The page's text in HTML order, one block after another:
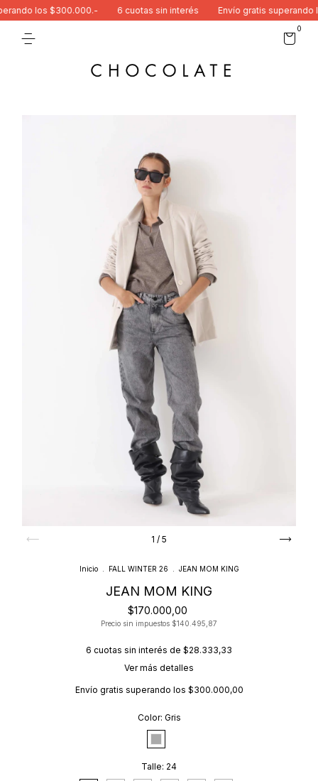
los $300.000.- 6 cuotas sin interés Envío gratis superando
0
1 / 5
Inicio FALL WINTER 26 JEAN MOM KING
JEAN MOM KING
$170.000,00
Precio sin impuestos $140.495,87
6 cuotas sin interés de $28.333,33
Ver más detalles
Envío gratis superando los $300.000,00
Color: Gris
Talle: 24